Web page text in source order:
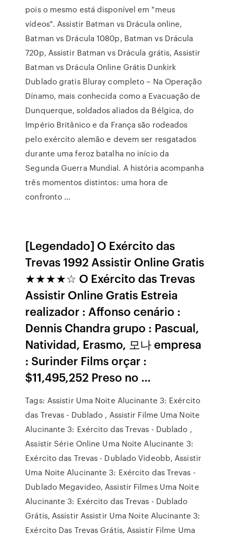
pois o mesmo está disponível em "meus
vídeos". Assistir Batman vs Drácula online,
Batman vs Drácula 1080p, Batman vs Drácula
720p, Assistir Batman vs Drácula grátis, Assistir
Batman vs Drácula Online Grátis Dunkirk
Dublado gratis Bluray completo – Na Operação
Dínamo, mais conhecida como a Evacuação de
Dunquerque, soldados aliados da Bélgica, do
Império Britânico e da França são rodeados
pelo exército alemão e devem ser resgatados
durante uma feroz batalha no início da
Segunda Guerra Mundial. A história acompanha
três momentos distintos: uma hora de
confronto …
[Legendado] O Exército das
Trevas 1992 Assistir Online Gratis
★★★★☆ O Exército das Trevas
Assistir Online Gratis Estreia
realizador : Affonso cenário :
Dennis Chandra grupo : Pascual,
Natividad, Erasmo, 모나 empresa
: Surinder Films orçar :
$11,495,252 Preso no …
Tags: Assistir Uma Noite Alucinante 3: Exército
das Trevas - Dublado , Assistir Filme Uma Noite
Alucinante 3: Exército das Trevas - Dublado ,
Assistir Série Online Uma Noite Alucinante 3:
Exército das Trevas - Dublado Videobb, Assistir
Uma Noite Alucinante 3: Exército das Trevas -
Dublado Megavideo, Assistir Filmes Uma Noite
Alucinante 3: Exército das Trevas - Dublado
Grátis, Assistir Assistir Uma Noite Alucinante 3:
Exército Das Trevas Grátis, Assistir Filme Uma